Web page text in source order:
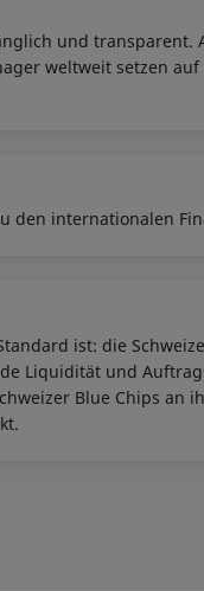
und transparent.
weltweit setzen
den internationalen
ist: die
Liquidität und
Blue Chips an